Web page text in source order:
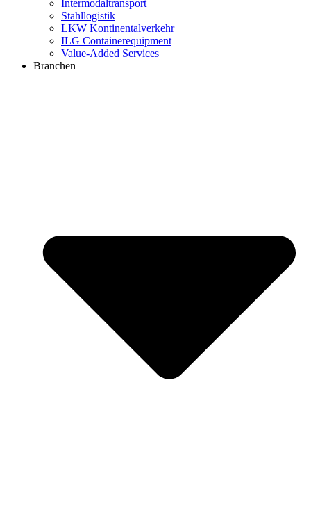
Intermodaltransport
Stahllogistik
LKW Kontinentalverkehr
ILG Containerequipment
Value-Added Services
Branchen